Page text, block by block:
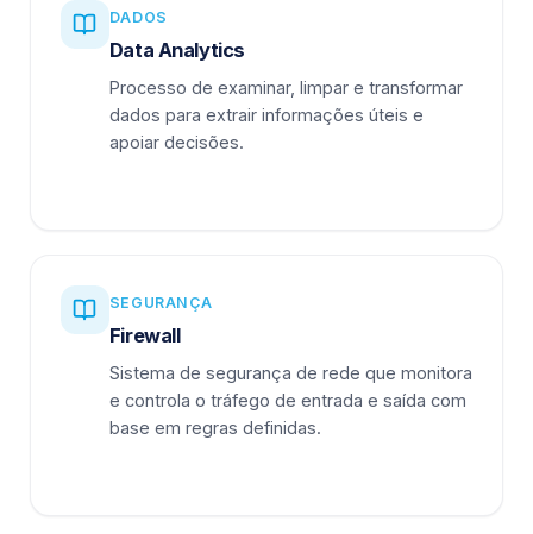
DADOS
Data Analytics
Processo de examinar, limpar e transformar
dados para extrair informações úteis e
apoiar decisões.
SEGURANÇA
Firewall
Sistema de segurança de rede que monitora
e controla o tráfego de entrada e saída com
base em regras definidas.